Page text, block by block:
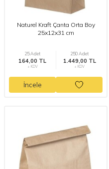
Naturel Kraft Çanta Orta Boy
25x12x31 cm
25 Adet
164,00 TL
+ KDV
250 Adet
1.449,00 TL
+ KDV
İncele